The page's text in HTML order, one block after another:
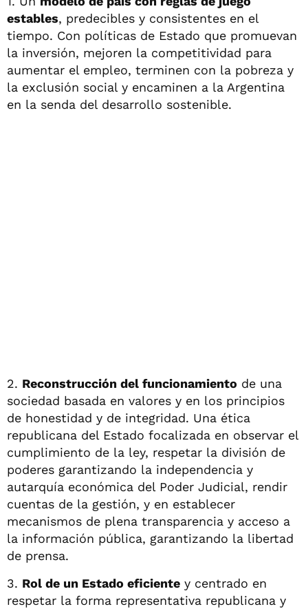
estables, predecibles y consistentes en el
tiempo. Con políticas de Estado que promuevan
la inversión, mejoren la competitividad para
aumentar el empleo, terminen con la pobreza y
la exclusión social y encaminen a la Argentina
en la senda del desarrollo sostenible.
2. Reconstrucción del funcionamiento de una
sociedad basada en valores y en los principios
de honestidad y de integridad. Una ética
republicana del Estado focalizada en observar el
cumplimiento de la ley, respetar la división de
poderes garantizando la independencia y
autarquía económica del Poder Judicial, rendir
cuentas de la gestión, y en establecer
mecanismos de plena transparencia y acceso a
la información pública, garantizando la libertad
de prensa.
3. Rol de un Estado eficiente y centrado en
respetar la forma representativa republicana y